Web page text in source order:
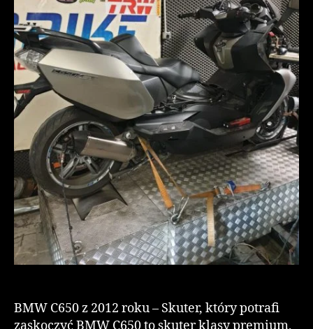
BMW C650 z 2012 roku – Skuter, który potrafi